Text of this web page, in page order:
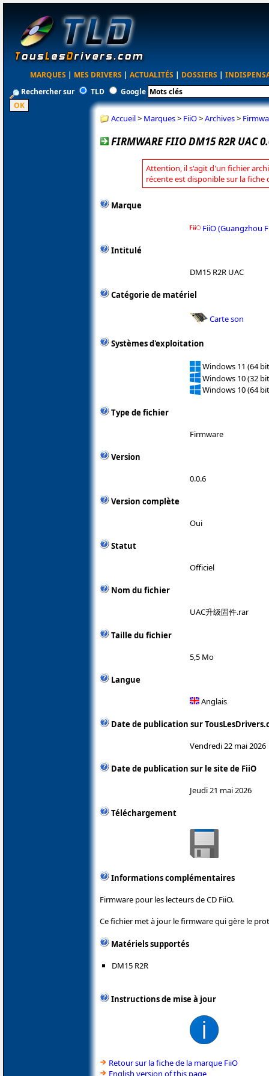
MARQUES | MES DRIVERS | ACTUALITÉS | DOSSIERS |
Rechercher sur
TLD Google
Accueil> Marques> FiiO>Archives>
FIRMWARE FIIO DM15 R2R UAC
Attention, il s'agit d'un fichier
récente est disponible sur la fiche
Marque
FiiO (Guangzhou
Intitulé
DM15 R2R UAC
Catégorie de matériel
Carte son
Systèmes d'exploitation
Windows 11 (64
Windows 10 (32
Windows 10 (64
Type de fichier
Firmware
Version
0.0.6
Version complète
Oui
Statut
Officiel
Nom du fichier
UAC升级固件.rar
Taille du fichier
5,5 Mo
Langue
Anglais
Date de publication sur
Vendredi 22 mai 2026
Date de publication sur le site de FiiO
Jeudi 21 mai 2026
Téléchargement
Informations complémentaires
Firmware pour les lecteurs de CD FiiO.
Ce fichier met à jour le firmware qui gère le
Matériels supportés
DM15 R2R
Instructions de mise à jour
Retour sur la fiche de la marque FiiO
English version of this page